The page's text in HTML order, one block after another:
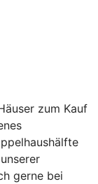
zum Kauf
gerne bei